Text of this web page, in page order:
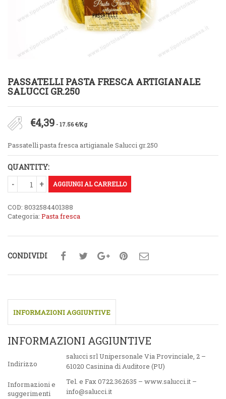
PASSATELLI PASTA FRESCA ARTIGIANALE
SALUCCI GR.250
€4,39 - 17.56 €/Kg
Passatelli pasta fresca artigianale Salucci gr.250
QUANTITY:
AGGIUNGI AL CARRELLO
COD: 8032584401388
Categoria: Pasta fresca
CONDIVIDI
INFORMAZIONI AGGIUNTIVE
INFORMAZIONI AGGIUNTIVE
Indirizzo
salucci srl Unipersonale Via Provinciale, 2 –
61020 Casinina di Auditore (PU)
Informazioni e
suggerimenti
Tel. e Fax 0722.362635 – www.salucci.it –
info@salucci.it